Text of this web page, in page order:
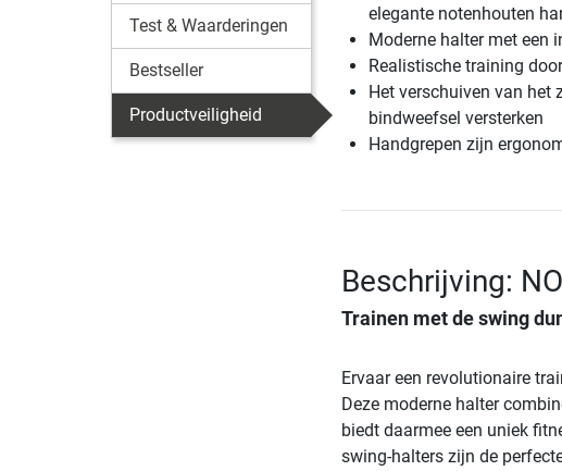
Test & Waarderingen
Bestseller
Productveiligheid
elegante notenhouten
Moderne halter met een
Realistische training
Het verschuiven van het
bindweefsel versterken
Handgrepen zijn
Beschrijving:
Trainen met de swing
Ervaar een revolutionaire
Deze moderne halter
biedt daarmee een uniek
swing-halters zijn de